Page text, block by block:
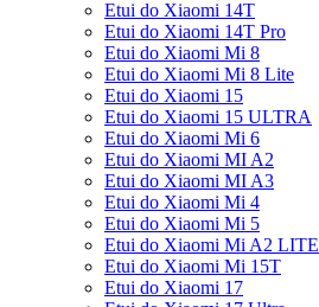
Etui do Xiaomi 14T
Etui do Xiaomi 14T Pro
Etui do Xiaomi Mi 8
Etui do Xiaomi Mi 8 Lite
Etui do Xiaomi 15
Etui do Xiaomi 15 ULTRA
Etui do Xiaomi Mi 6
Etui do Xiaomi MI A2
Etui do Xiaomi MI A3
Etui do Xiaomi Mi 4
Etui do Xiaomi Mi 5
Etui do Xiaomi Mi A2 LITE
Etui do Xiaomi Mi 15T
Etui do Xiaomi 17